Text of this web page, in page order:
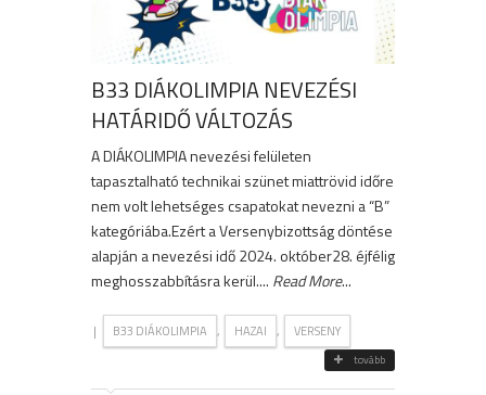
B33 DIÁKOLIMPIA NEVEZÉSI
HATÁRIDŐ VÁLTOZÁS
A DIÁKOLIMPIA nevezési felületen
tapasztalható technikai szünet miattrövid időre
nem volt lehetséges csapatokat nevezni a “B”
kategóriába.Ezért a Versenybizottság döntése
alapján a nevezési idő 2024. október28. éjfélig
meghosszabbításra kerül.... Read More...
| B33 DIÁKOLIMPIA , HAZAI , VERSENY
tovább